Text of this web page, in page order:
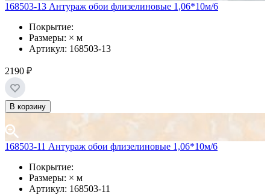
168503-13 Антураж обои флизелиновые 1,06*10м/6
Покрытие:
Размеры: × м
Артикул: 168503-13
2190 ₽
В корзину
168503-11 Антураж обои флизелиновые 1,06*10м/6
Покрытие:
Размеры: × м
Артикул: 168503-11